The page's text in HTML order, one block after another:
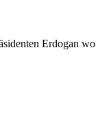
Erdogan